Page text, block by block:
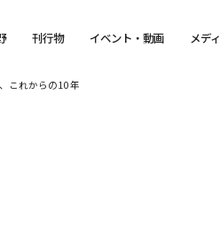
刊行物 イベント・動画 メデ
これからの10 年